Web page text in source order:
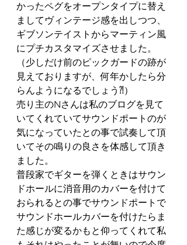
かったペグをオープンタイプに替え
ましてヴィンテージ感を出しつつ、
ギブソンテイストからマーティン風
にプチカスタマイズさせました。
（少しだけ前のピックガードの跡が
見えておりますが、何年かしたら分
らんようになるでしょう⁈）
売り主のNさんは私のブログを見て
いてくれていてサウンドポートのが
気になっていたとの事で試奏して頂
いてその鳴りの良さを体感して頂き
ました。
普段家でギターを弾くときはサウン
ドホールに消音用のカバーを付けて
おられるとの事でサウンドポートで
サウンドホールカバーを付けたらま
た感じが変るかもと仰ってくれて私